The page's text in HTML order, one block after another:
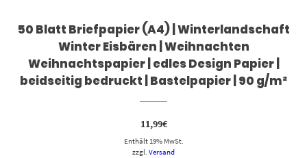
50 Blatt Briefpapier (A4) | Winterlandschaft
Winter Eisbären | Weihnachten
Weihnachtspapier | edles Design Papier |
beidseitig bedruckt | Bastelpapier | 90 g/m²
11,99€
Enthält 19% MwSt.
zzgl. Versand